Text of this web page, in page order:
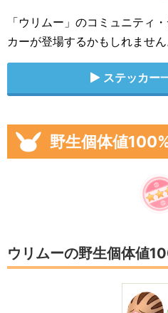
「ウリムー」のコミュニティ
カーが登場するかもしれません
ステッカー
野生個体値
ウリムーの野生個体値